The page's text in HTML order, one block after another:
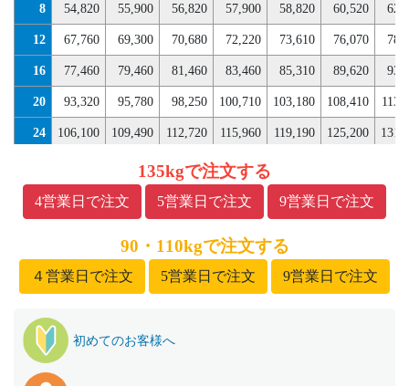
8 54,820 55,900 56,820 57,900 58,820 60,520
12 67,760 69,300 70,680 72,220 73,610 76,070
16 77,460 79,460 81,460 83,460 85,310 89,620
20 93,320 95,780 98,250 100,710 103,180 108,410
24 106,100 109,490 112,720 115,960 119,190 125,200
123,040 127,050 131,200
32 128,590 134,750 140,910 143,990 146,910 157,540
135kgで注文する
4営業日で注文 5営業日で注文 9営業日で注文
90・110kgで注文する
４営業日で注文 5営業日で注文 9営業日で注文
初めてのお客様へ